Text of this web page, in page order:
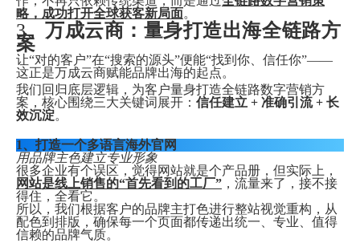
略，成功打开全球获客新局面。
3、 万成云商：量身打造出海全链路方
案
让“对的客户”在“搜索的源头”便能“找到你、信任你”——
这正是万成云商赋能品牌出海的起点。
我们回归底层逻辑，为客户量身打造全链路数字营销方
案，核心围绕三大关键词展开： 信任建立 + 准确引流 + 长
效沉淀。
1、打造一个多语言海外官网
用品牌主色建立专业形象
很多企业有个误区，觉得网站就是个产品册，但实际上，
网站是线上销售的“首先看到的工厂” ，流量来了，接不接
得住，全看它。
所以，我们根据客户的品牌主打色进行整站视觉重构，从
配色到排版，确保每一个页面都传递出统一、专业、值得
信赖的品牌气质。